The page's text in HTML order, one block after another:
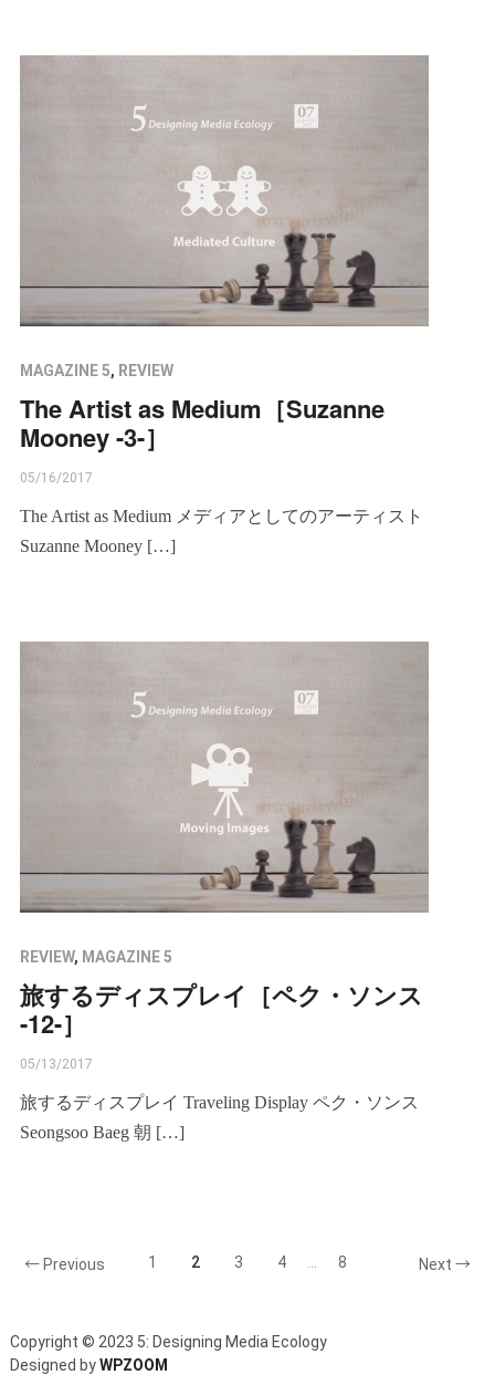
MAGAZINE 5, REVIEW
The Artist as Medium［Suzanne
Mooney -3-］
05/16/2017
The Artist as Medium メディアとしてのアーティスト
Suzanne Mooney […]
REVIEW, MAGAZINE 5
旅するディスプレイ［ペク・ソンス
-12-］
05/13/2017
旅するディスプレイ Traveling Display ペク・ソンス
Seongsoo Baeg 朝 […]
← Previous 1 2 3 4 8 Next →
Copyright © 2023 5: Designing Media Ecology
Designed byWPZOOM